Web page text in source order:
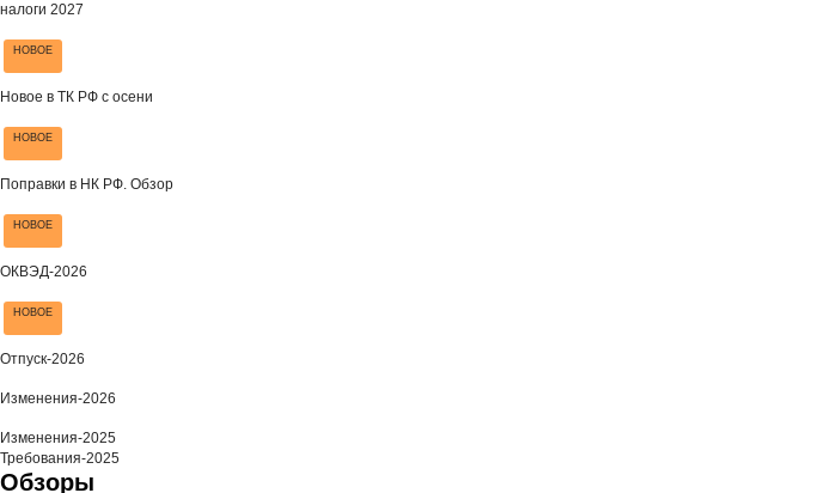
налоги 2027
НОВОЕ
Новое в ТК РФ с осени
НОВОЕ
Поправки в НК РФ. Обзор
НОВОЕ
ОКВЭД-2026
НОВОЕ
Отпуск-2026
Изменения-2026
Изменения-2025
Требования-2025
Обзоры